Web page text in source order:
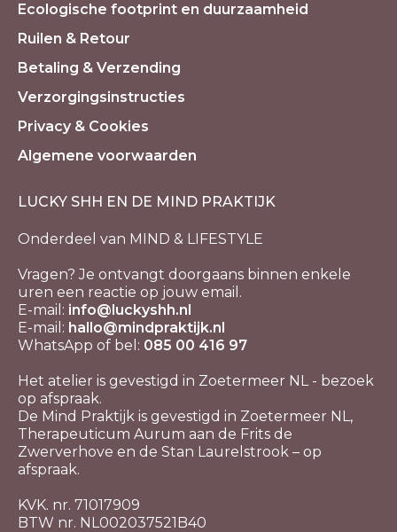
Ecologische footprint en duurzaamheid
Ruilen & Retour
Betaling & Verzending
Verzorgingsinstructies
Privacy & Cookies
Algemene voorwaarden
LUCKY SHH EN DE MIND PRAKTIJK
Onderdeel van MIND & LIFESTYLE
Vragen? Je ontvangt doorgaans binnen enkele
uren een reactie op jouw email.
E-mail: info@luckyshh.nl
E-mail: hallo@mindpraktijk.nl
WhatsApp of bel: 085 00 416 97
Het atelier is gevestigd in Zoetermeer NL - bezoek
op afspraak.
De Mind Praktijk is gevestigd in Zoetermeer NL,
Therapeuticum Aurum aan de Frits de
Zwerverhove en de Stan Laurelstrook – op
afspraak.
KVK. nr. 71017909
BTW nr. NL002037521B40